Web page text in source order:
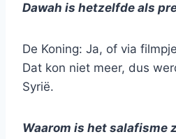
Dawah is hetzelfde als
De Koning: Ja, of via
Dat kon niet meer, dus
Syrië.
Waarom is het salafisme